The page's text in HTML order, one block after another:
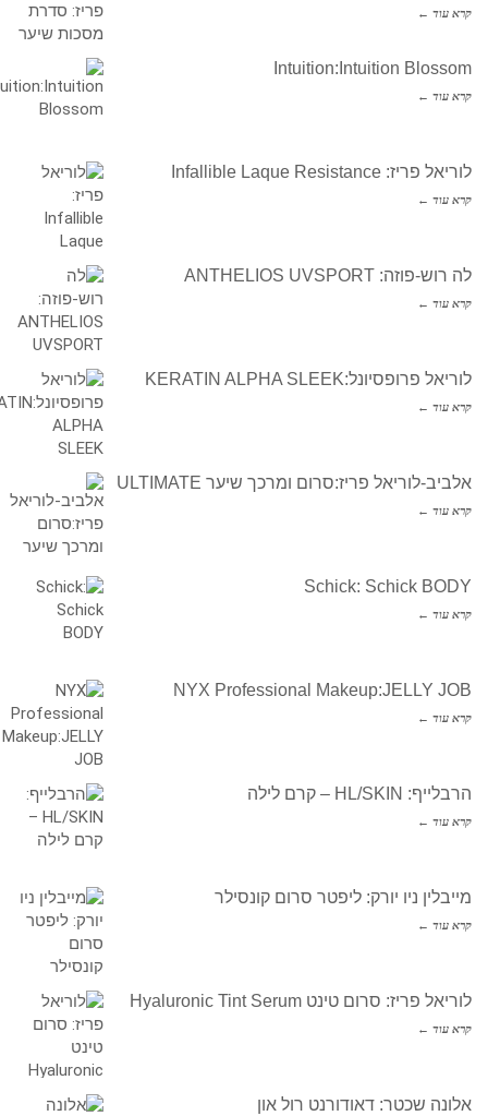
קרא עוד ←
Intuition:Intuition Blossom
קרא עוד ←
לוריאל פריז: Infallible Laque Resistance
קרא עוד ←
לה רוש-פוזה: ANTHELIOS UVSPORT
קרא עוד ←
לוריאל פרופסיונל:KERATIN ALPHA SLEEK
קרא עוד ←
אלביב-לוריאל פריז:סרום ומרכך שיער ULTIMATE
קרא עוד ←
Schick: Schick BODY
קרא עוד ←
NYX Professional Makeup:JELLY JOB
קרא עוד ←
הרבלייף: HL/SKIN – קרם לילה
קרא עוד ←
מייבלין ניו יורק: ליפטר סרום קונסילר
קרא עוד ←
לוריאל פריז: סרום טינט Hyaluronic Tint Serum
קרא עוד ←
אלונה שכטר: דאודורנט רול און